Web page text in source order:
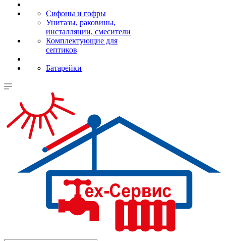
Сифоны и гофры
Унитазы, раковины,
инсталляции, смесители
Комплектующие для
септиков
Батарейки